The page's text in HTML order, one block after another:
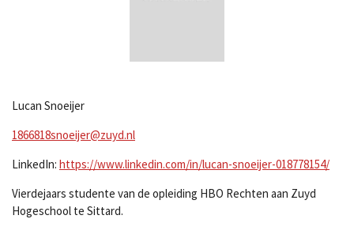
Lucan Snoeijer
1866818snoeijer@zuyd.nl
LinkedIn: https://www.linkedin.com/in/lucan-snoeijer-018778154/
Vierdejaars studente van de opleiding HBO Rechten aan Zuyd
Hogeschool te Sittard.